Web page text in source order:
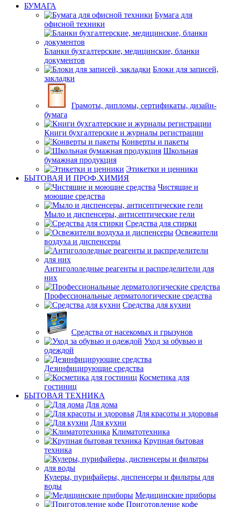
БУМАГА
Бумага для
офисной техники
Бланки бухгалтерские, медицинские, бланки
документов
Блоки для записей,
закладки
Грамоты, дипломы, сертификаты, дизайн-
бумага
Книги бухгалтерские и журналы регистрации
Конверты и пакеты
Школьная
бумажная продукция
Этикетки и ценники
БЫТОВАЯ И ПРОФ.ХИМИЯ
Чистящие и
моющие средства
Мыло и диспенсеры, антисептические гели
Средства для стирки
Освежители
воздуха и диспенсеры
Антигололедные реагенты и распределители для
них
Профессиональные дерматологические средства
Средства для кухни
Средства от насекомых и грызунов
Уход за обувью и
одеждой
Дезинфицирующие средства
Косметика для
гостиниц
БЫТОВАЯ ТЕХНИКА
Для дома
Для красоты и здоровья
Для кухни
Климатотехника
Крупная бытовая
техника
Кулеры, пурифайеры, диспенсеры и фильтры для
воды
Медицинские приборы
Приготовление кофе